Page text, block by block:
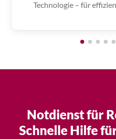
Technologie – für
Notdienst für
Schnelle Hilfe